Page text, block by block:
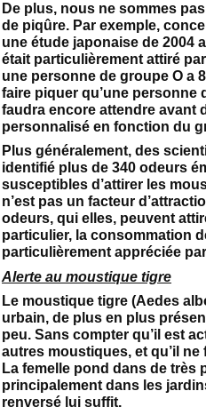
De plus, nous ne sommes
de piqûre. Par exemple,
une étude japonaise de 2004
était particulièrement attiré
une personne de groupe O a
faire piquer qu’une personne
faudra encore attendre avant
personnalisé en fonction du
Plus généralement, des
identifié plus de 340 odeurs
susceptibles d’attirer les
n’est pas un facteur
odeurs, qui elles, peuvent
particulier, la consommation
particulièrement appréciée
Alerte au moustique tigre
Le moustique tigre (Aedes
urbain, de plus en plus
peu. Sans compter qu’il est
autres moustiques, et qu’il
La femelle pond dans de très
principalement dans les
renversé lui suffit.